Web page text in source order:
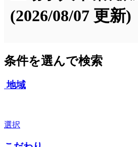
(2026/08/07 更新)
条件を選んで検索
地域
選択